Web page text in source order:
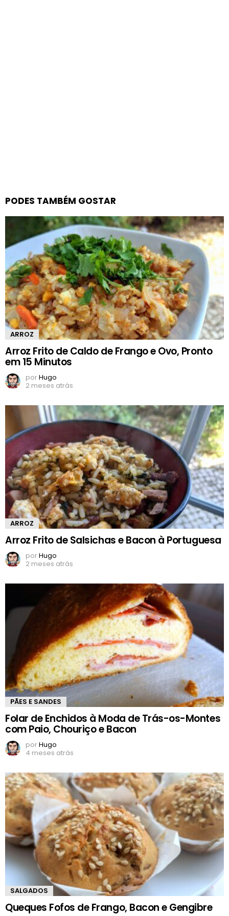
PODES TAMBÉM GOSTAR
ARROZ
Arroz Frito de Caldo de Frango e Ovo, Pronto
em 15 Minutos
porHugo
2 meses atrás
ARROZ
Arroz Frito de Salsichas e Bacon à Portuguesa
porHugo
2 meses atrás
PÃES E SANDES
Folar de Enchidos à Moda de Trás-os-Montes
com Paio, Chouriço e Bacon
porHugo
4 meses atrás
SALGADOS
Queques Fofos de Frango, Bacon e Gengibre